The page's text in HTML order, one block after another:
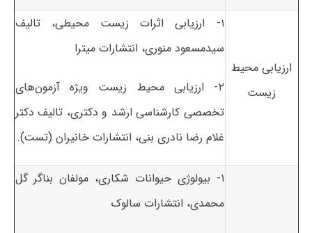
ارزیابی محیط
زیست
۱- ارزیابی اثرات زیست محیطی، تالیف
سیدمسعود منوری، انتشارات میترا
۲- ارزیابی محیط زیست ویژه آزمون‌های
تخصصی کارشناسی ارشد و دکتری، تالیف دکتر
غلام رضا نادری بنی، انتشارات خانیران (تست).
۱- بیولوژی حیوانات شکاری، مولفان بناگر گل
محمدی، انتشارات سالوک